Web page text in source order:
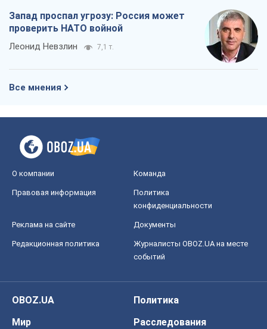
Запад проспал угрозу: Россия может
проверить НАТО войной
Леонид Невзлин 7,1 т.
Все мнения
О компании Команда
Правовая информация
Политика
конфиденциальности
Реклама на сайте Документы
Редакционная политика
Журналисты OBOZ.UA на месте
событий
OBOZ.UA
Политика
Мир
Расследования